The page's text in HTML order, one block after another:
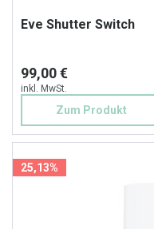
Eve Shutter Switch
99,00 €
inkl. MwSt.
Zum Produkt
25,13%